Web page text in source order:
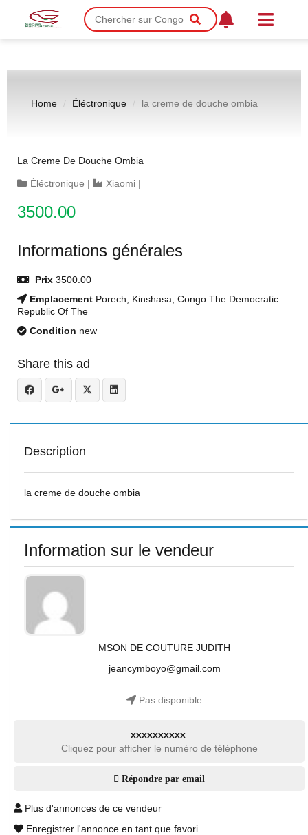
Home Éléctronique la creme de douche ombia
La Creme De Douche Ombia
Éléctronique | Xiaomi |
3500.00
Informations générales
Prix 3500.00
Emplacement Porech, Kinshasa, Congo The Democratic
Republic Of The
Condition new
Share this ad
Description
la creme de douche ombia
Information sur le vendeur
MSON DE COUTURE JUDITH
jeancymboyo@gmail.com
Pas disponible
xxxxxxxxxx
Cliquez pour afficher le numéro de téléphone
Répondre par email
Plus d'annonces de ce vendeur
Enregistrer l'annonce en tant que favori